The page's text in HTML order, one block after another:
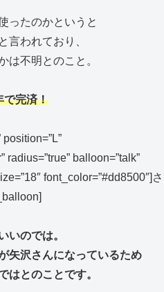
ったのかというと
言われており、
は不明とのこと。
で完済！
balloon=”talk”
font_color=”#dd8500″]さ
いのでは。
矢沢さんになっているため
はとのことです。